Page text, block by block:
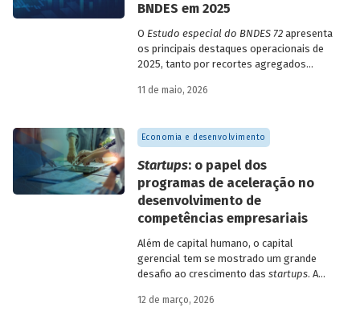
BNDES em 2025
O Estudo especial do BNDES 72 apresenta
os principais destaques operacionais de
2025, tanto por recortes agregados
específicas do Banco.
11 de maio, 2026
Economia e desenvolvimento
Startups: o papel dos
programas de aceleração no
desenvolvimento de
competências empresariais
Além de capital humano, o capital
gerencial tem se mostrado um grande
desafio ao crescimento das startups. A
como programas de aceleração têm
12 de março, 2026